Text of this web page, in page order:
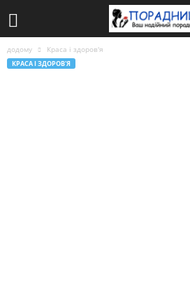
додому Краса і здоров'я
КРАСА І ЗДОРОВ'Я